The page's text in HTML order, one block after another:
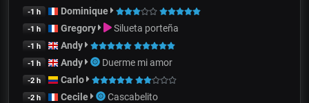
-1 h Dominique
-1 h Gregory Silueta porteña
-1 h Andy
-1 h Andy Duerme mi amor
-2 h Carlo
-2 h Cecile Cascabelito